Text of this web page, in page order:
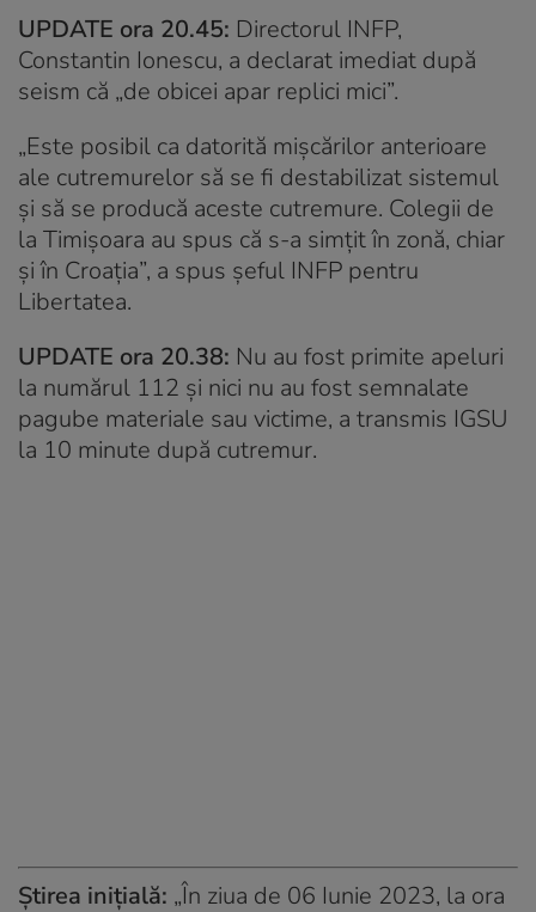
UPDATE ora 20.45: Directorul INFP,
Constantin Ionescu, a declarat imediat după
seism că „de obicei apar replici mici”.
„Este posibil ca datorită mișcărilor anterioare
ale cutremurelor să se fi destabilizat sistemul
și să se producă aceste cutremure. Colegii de
la Timișoara au spus că s-a simțit în zonă, chiar
și în Croația”, a spus șeful INFP pentru
Libertatea.
UPDATE ora 20.38: Nu au fost primite apeluri
la numărul 112 și nici nu au fost semnalate
pagube materiale sau victime, a transmis IGSU
la 10 minute după cutremur.
Știrea inițială: „În ziua de 06 Iunie 2023, la ora